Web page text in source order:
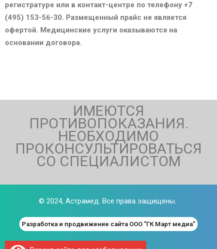
регистратуре или в контакт-центре по телефону +7
(495) 153-56-30. Размещенный прайс не является
офертой. Медицинские услуги оказываются на
основании договора.
ИМЕЮТСЯ
ПРОТИВОПОКАЗАНИЯ.
НЕОБХОДИМО
ПРОКОНСУЛЬТИРОВАТЬСЯ
СО СПЕЦИАЛИСТОМ
© 2024, Астрамед. Все права защищены.
Разработка и продвижение сайта ООО "ГК Март медиа"